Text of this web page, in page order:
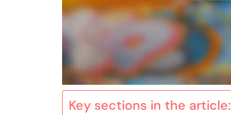
Key sections in the article: